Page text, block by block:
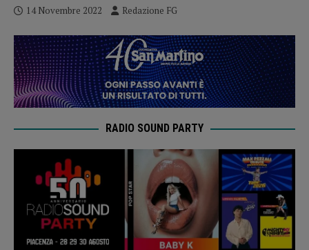
14 Novembre 2022 Redazione FG
RADIO SOUND PARTY